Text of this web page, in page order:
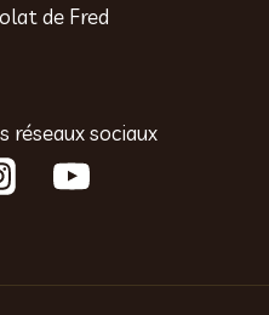
réseaux sociaux